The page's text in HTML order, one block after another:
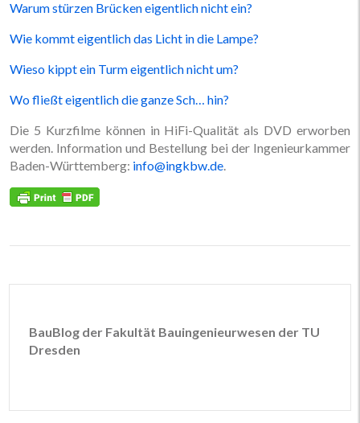
Warum stürzen Brücken eigentlich nicht ein?
Wie kommt eigentlich das Licht in die Lampe?
Wieso kippt ein Turm eigentlich nicht um?
Wo fließt eigentlich die ganze Sch… hin?
Die 5 Kurzfilme können in HiFi-Qualität als DVD erworben
werden. Information und Bestellung bei der Ingenieurkammer
Baden-Württemberg: info@ingkbw.de.
BauBlog der Fakultät Bauingenieurwesen der TU
Dresden